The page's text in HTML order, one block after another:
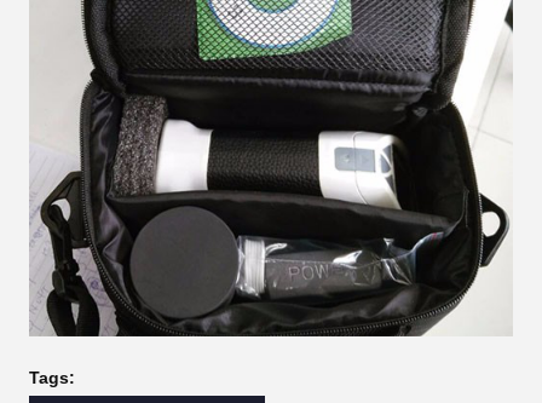
Tags: